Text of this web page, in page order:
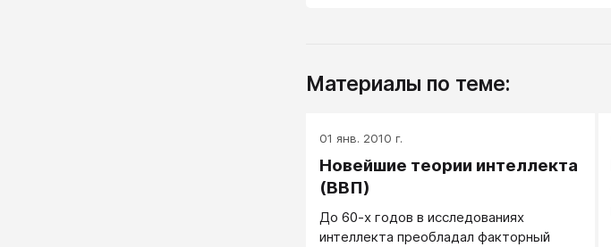
Материалы по теме:
01 янв. 2010 г.
Новейшие теории интеллекта
(ВВП)
До 60-х годов в исследованиях
интеллекта преобладал факторный